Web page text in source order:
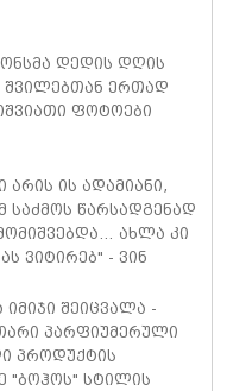
დედის დღის
შვილებთან ერთად
ფოტოები
არის ის ადამიანი,
საძმოს წარსადგენად
ახლა კი
ვიტირებ" - ვინ
ემოციური
შეიცვალა -
პარფიუმერული
პროდუქტის
"ბოჰოს" სტილის